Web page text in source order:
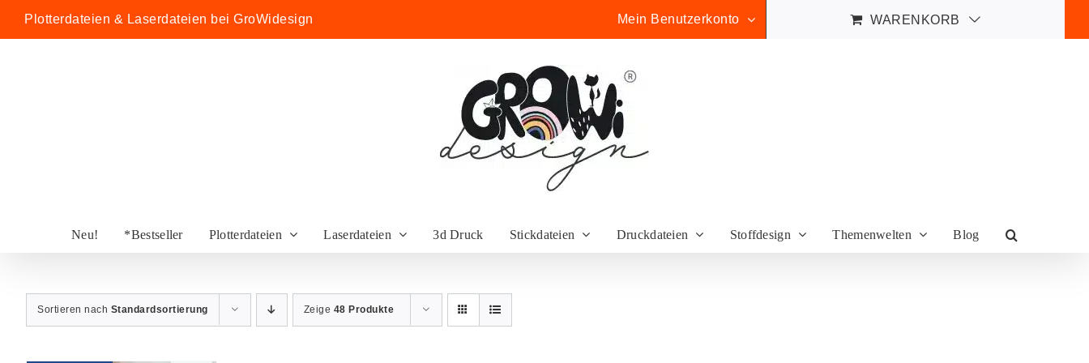
Inhalt
Plotterdateien & Laserdateien bei GroWidesign Mein Benutzerkonto WARENKORB
Neu! *Bestseller Plotterdateien Laserdateien 3d Druck Stickdateien Druckdateien Stoffdesign Themenwelten Blog
Sortieren nach Standardsortierung Zeige 48 Produkte